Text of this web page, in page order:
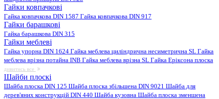
Гайки ковпачкові
Гайка ковпачкова DIN 1587 Гайка ковпачкова DIN 917
Гайки барашкові
Гайка барашкова DIN 315
Гайки меблеві
Гайка упорна DIN 1624 Гайка меблева циліндрична несиметрична SL Гайка
меблева врізна потайна INB Гайка меблева врізна SL Гайка Еріксона плоска
дивитись все
Шайби плоскі
Шайба плоска DIN 125 Шайба плоска збільшена DIN 9021 Шайба для
дерев'яних конструкцій DIN 440 Шайба кузовна Шайба плоска зменшена